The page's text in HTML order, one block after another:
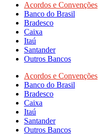
Acordos e Convenções
Banco do Brasil
Bradesco
Caixa
Itaú
Santander
Outros Bancos
Acordos e Convenções
Banco do Brasil
Bradesco
Caixa
Itaú
Santander
Outros Bancos